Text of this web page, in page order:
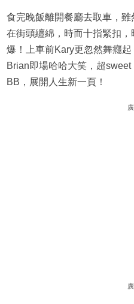
食完晚飯離開餐廳去取車，
在街頭纏綿，時而十指緊扣
爆！上車前Kary更忽然舞癮
Brian即場哈哈大笑，超
BB，展開人生新一頁！